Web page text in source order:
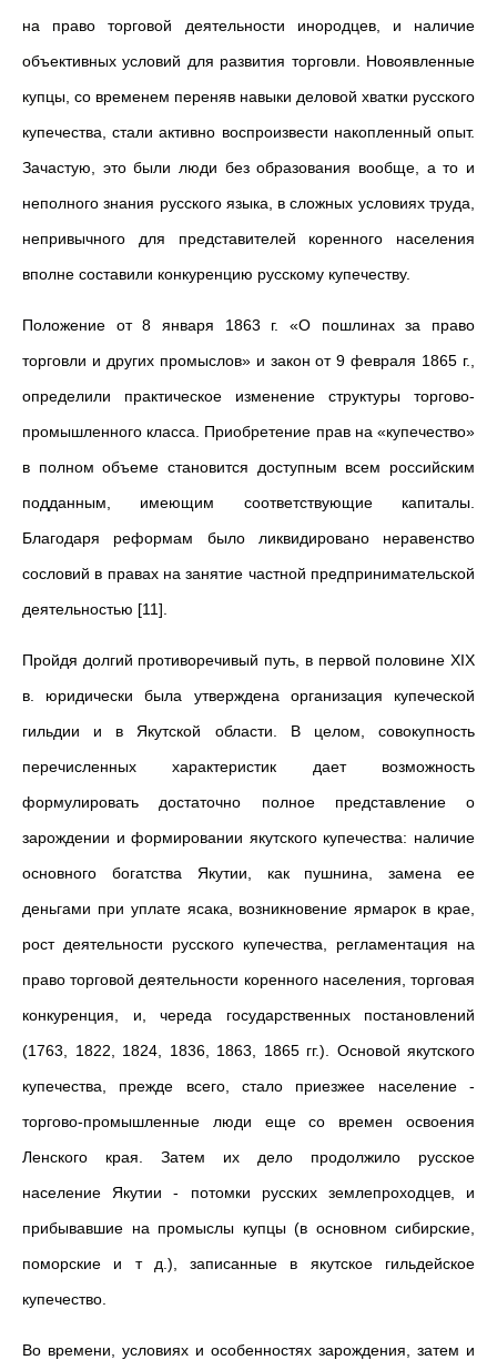
на право торговой деятельности инородцев, и наличие
объективных условий для развития торговли. Новоявленные
купцы, со временем переняв навыки деловой хватки русского
купечества, стали активно воспроизвести накопленный опыт.
Зачастую, это были люди без образования вообще, а то и
неполного знания русского языка, в сложных условиях труда,
непривычного для представителей коренного населения
вполне составили конкуренцию русскому купечеству.
Положение от 8 января 1863 г. «О пошлинах за право
торговли и других промыслов» и закон от 9 февраля 1865 г.,
определили практическое изменение структуры торгово-
промышленного класса. Приобретение прав на «купечество»
в полном объеме становится доступным всем российским
подданным, имеющим соответствующие капиталы.
Благодаря реформам было ликвидировано неравенство
сословий в правах на занятие частной предпринимательской
деятельностью [11].
Пройдя долгий противоречивый путь, в первой половине ХIХ
в. юридически была утверждена организация купеческой
гильдии и в Якутской области. В целом, совокупность
перечисленных характеристик дает возможность
формулировать достаточно полное представление о
зарождении и формировании якутского купечества: наличие
основного богатства Якутии, как пушнина, замена ее
деньгами при уплате ясака, возникновение ярмарок в крае,
рост деятельности русского купечества, регламентация на
право торговой деятельности коренного населения, торговая
конкуренция, и, череда государственных постановлений
(1763, 1822, 1824, 1836, 1863, 1865 гг.). Основой якутского
купечества, прежде всего, стало приезжее население -
торгово-промышленные люди еще со времен освоения
Ленского края. Затем их дело продолжило русское
население Якутии - потомки русских землепроходцев, и
прибывавшие на промыслы купцы (в основном сибирские,
поморские и т д.), записанные в якутское гильдейское
купечество.
Во времени, условиях и особенностях зарождения, затем и